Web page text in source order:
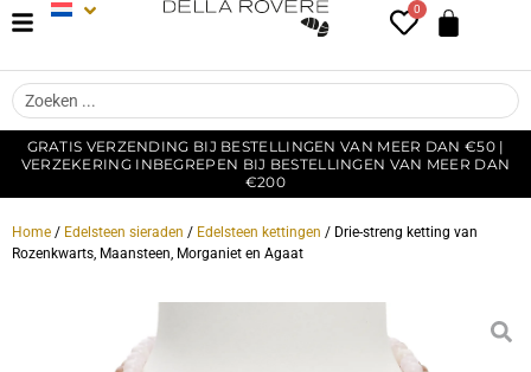
0
GRATIS VERZENDING BIJ BESTELLINGEN VAN MEER DAN €50 |
VERZEKERING INBEGREPEN BIJ BESTELLINGEN VAN MEER DAN
€200
Home / Edelsteen sieraden / Edelsteen kettingen / Drie-streng ketting van
Rozenkwarts, Maansteen, Morganiet en Agaat